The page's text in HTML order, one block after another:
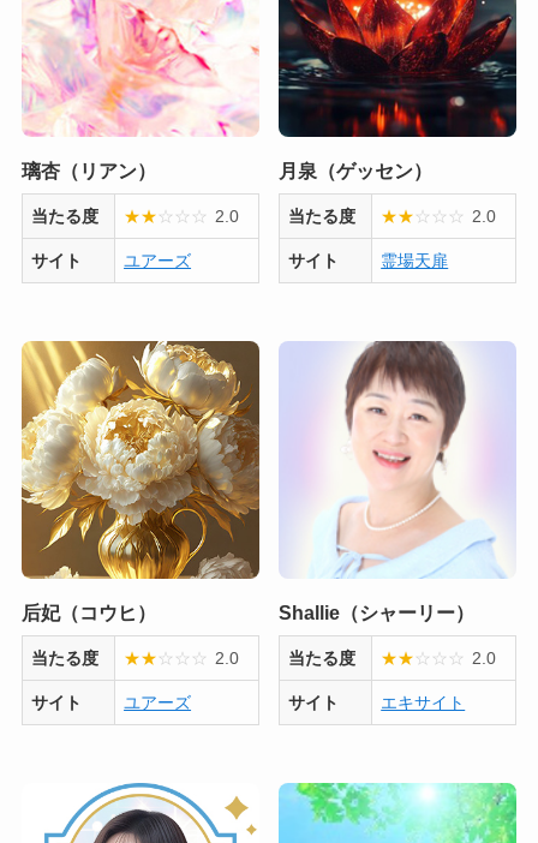
璃杏（リアン）
当たる度 ★★☆ ☆ ☆ 2.0
サイト ユアーズ
月泉（ゲッセン）
当たる度 ★★☆ ☆ ☆ 2.0
サイト 霊場天扉
后妃（コウヒ）
当たる度 ★★☆ ☆ ☆ 2.0
サイト ユアーズ
Shallie（シャーリー）
当たる度 ★★☆ ☆ ☆ 2.0
サイト エキサイト